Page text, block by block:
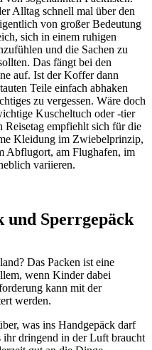
Alltag schnell mal über den
von großer Bedeutung
sich in einem ruhigen
und die Sachen zu
Das fängt bei den
auf. Ist der Koffer dann
Teile einfach abhaken
zu vergessen. Wäre doch
Kuscheltuch oder -tier
empfiehlt sich für die
Kleidung im Zwiebelprinzip,
Abflugort, am Flughafen, im
variieren.
und Sperrgepäck
Das Packen ist eine
wenn Kinder dabei
kann mit der
werden.
was ins Handgepäck darf
ihr dringend in der Luft braucht